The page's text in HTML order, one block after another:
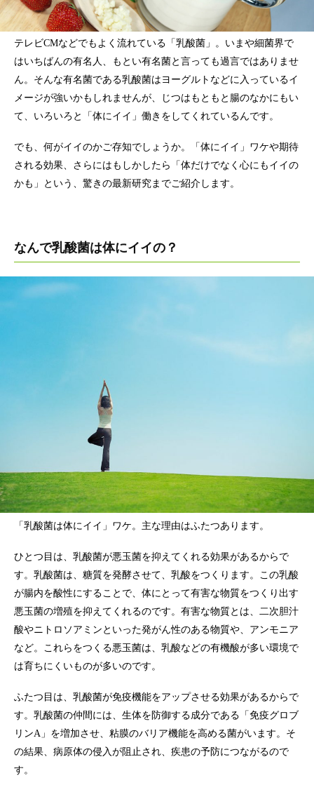
テレビCMなどでもよく流れている「乳酸菌」。いまや細菌界で
はいちばんの有名人、もとい有名菌と言っても過言ではありませ
ん。そんな有名菌である乳酸菌はヨーグルトなどに入っているイ
メージが強いかもしれませんが、じつはもともと腸のなかにもい
て、いろいろと「体にイイ」働きをしてくれているんです。
でも、何がイイのかご存知でしょうか。「体にイイ」ワケや期待
される効果、さらにはもしかしたら「体だけでなく心にもイイの
かも」という、驚きの最新研究までご紹介します。
なんで乳酸菌は体にイイの？
「乳酸菌は体にイイ」ワケ。主な理由はふたつあります。
ひとつ目は、乳酸菌が悪玉菌を抑えてくれる効果があるからで
す。乳酸菌は、糖質を発酵させて、乳酸をつくります。この乳酸
が腸内を酸性にすることで、体にとって有害な物質をつくり出す
悪玉菌の増殖を抑えてくれるのです。有害な物質とは、二次胆汁
酸やニトロソアミンといった発がん性のある物質や、アンモニア
など。これらをつくる悪玉菌は、乳酸などの有機酸が多い環境で
は育ちにくいものが多いのです。
ふたつ目は、乳酸菌が免疫機能をアップさせる効果があるからで
す。乳酸菌の仲間には、生体を防御する成分である「免疫グロブ
リンA」を増加させ、粘膜のバリア機能を高める菌がいます。そ
の結果、病原体の侵入が阻止され、疾患の予防につながるので
す。